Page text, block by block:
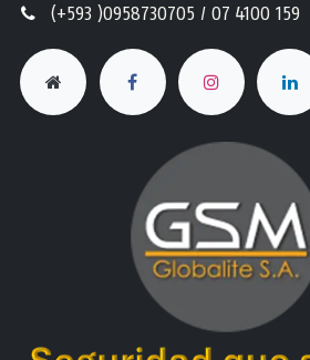
(+593 )0958730705 / 07 4100 159